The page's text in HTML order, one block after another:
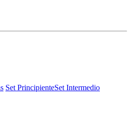
Set PrincipienteSet Intermedio